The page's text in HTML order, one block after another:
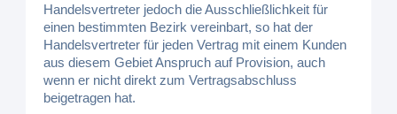
Handelsvertreter jedoch die Ausschließlichkeit für
einen bestimmten Bezirk vereinbart, so hat der
Handelsvertreter für jeden Vertrag mit einem Kunden
aus diesem Gebiet Anspruch auf Provision, auch
wenn er nicht direkt zum Vertragsabschluss
beigetragen hat.